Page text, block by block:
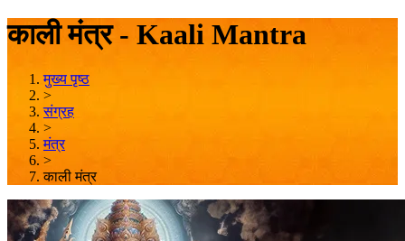
काली मंत्र - Kaali Mantra
मुख्य पृष्ठ
>
संग्रह
>
मंत्र
>
काली मंत्र